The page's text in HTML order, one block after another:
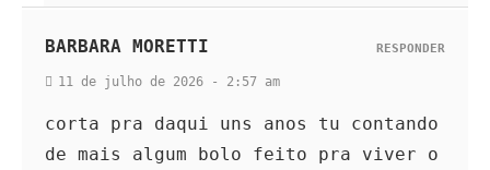
BARBARA MORETTI
11 de julho de 2026 - 2:57 am
corta pra daqui uns anos tu contando
de mais algum bolo feito pra viver o
RESPONDER